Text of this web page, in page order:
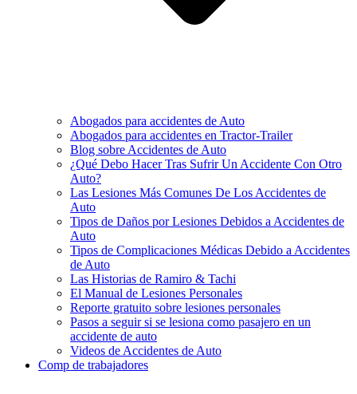
Abogados para accidentes de Auto
Abogados para accidentes en Tractor-Trailer
Blog sobre Accidentes de Auto
¿Qué Debo Hacer Tras Sufrir Un Accidente Con Otro
Auto?
Las Lesiones Más Comunes De Los Accidentes de
Auto
Tipos de Daños por Lesiones Debidos a Accidentes de
Auto
Tipos de Complicaciones Médicas Debido a Accidentes
de Auto
Las Historias de Ramiro & Tachi
El Manual de Lesiones Personales
Reporte gratuito sobre lesiones personales
Pasos a seguir si se lesiona como pasajero en un
accidente de auto
Videos de Accidentes de Auto
Comp de trabajadores